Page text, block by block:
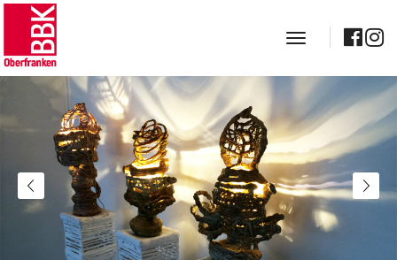
toggle